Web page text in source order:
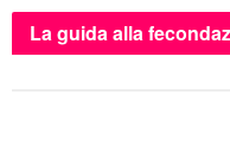
La guida alla